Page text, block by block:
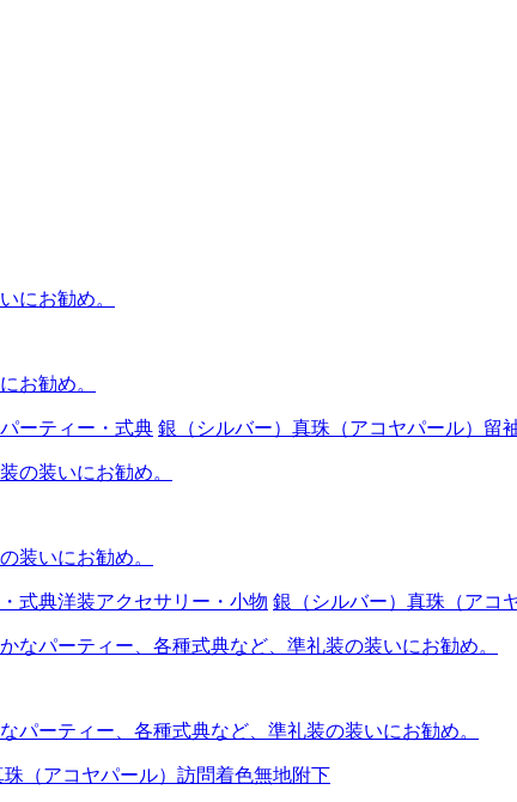
お勧め。
パーティー・式典 銀（シルバー） 真珠（アコヤパール） 留
装いにお勧め。
式典洋装アクセサリー・小物 銀（シルバー） 真珠（アコ
ーティー、各種式典など、準礼装の装いにお勧め。
珠（アコヤパール） 訪問着色無地附下